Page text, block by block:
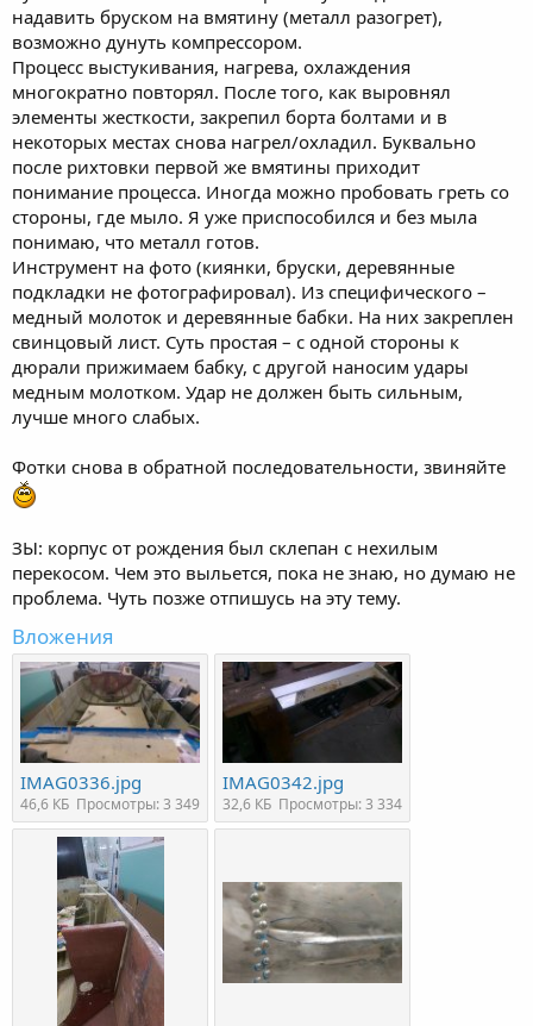
надавить бруском на вмятину (металл разогрет),
возможно дунуть компрессором.
Процесс выстукивания, нагрева, охлаждения
многократно повторял. После того, как выровнял
элементы жесткости, закрепил борта болтами и в
некоторых местах снова нагрел/охладил. Буквально
после рихтовки первой же вмятины приходит
понимание процесса. Иногда можно пробовать греть со
стороны, где мыло. Я уже приспособился и без мыла
понимаю, что металл готов.
Инструмент на фото (киянки, бруски, деревянные
подкладки не фотографировал). Из специфического –
медный молоток и деревянные бабки. На них закреплен
свинцовый лист. Суть простая – с одной стороны к
дюрали прижимаем бабку, с другой наносим удары
медным молотком. Удар не должен быть сильным,
лучше много слабых.
Фотки снова в обратной последовательности, звиняйте
ЗЫ: корпус от рождения был склепан с нехилым
перекосом. Чем это выльется, пока не знаю, но думаю не
проблема. Чуть позже отпишусь на эту тему.
Вложения
IMAG0336.jpg
46,6 КБ Просмотры: 3 349
IMAG0342.jpg
32,6 КБ Просмотры: 3 334